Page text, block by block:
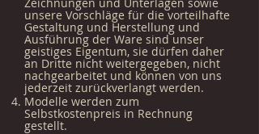
unsere Vorschläge für die vorteilhafte
Gestaltung und Herstellung und
Ausführung der Ware sind unser
geistiges Eigentum, sie dürfen daher
an Dritte nicht weitergegeben, nicht
nachgearbeitet und können von uns
jederzeit zurückverlangt werden.
Modelle werden zum
Selbstkostenpreis in Rechnung
gestellt.